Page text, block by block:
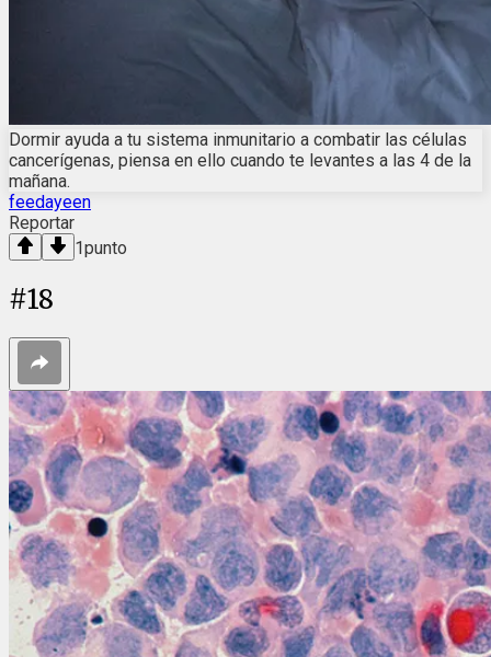
Dormir ayuda a tu sistema inmunitario a combatir las células
cancerígenas, piensa en ello cuando te levantes a las 4 de la
mañana.
feedayeen
Reportar
1punto
#18